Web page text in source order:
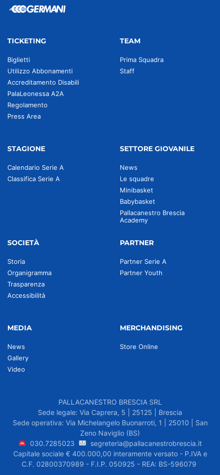
TICKETING
Biglietti
Utilizzo Abbonamenti
Accreditamento Disabili
PalaLeonessa A2A
Regolamento
Press Area
TEAM
Prima Squadra
Staff
STAGIONE
Calendario Serie A
Classifica Serie A
SETTORE GIOVANILE
News
Le squadre
Minibasket
Babybasket
Pallacanestro Brescia
Academy
SOCIETÀ
Storia
Organigramma
Trasparenza
Accessibilità
PARTNER
Partner Serie A
Partner Youth
MEDIA
News
Gallery
Video
MERCHANDISING
Store Online
PALLACANESTRO BRESCIA SRL
Sede legale: Via Caprera, 5 | 25125 | Brescia
Sede operativa: Via Michelangelo Buonarroti, 1 | 25010 | San
Zeno Naviglio (BS)
030.7285023
segreteria@pallacanestrobrescia.it
Capitale sociale € 400.000,00 interamente versato - P.IVA e
C.F. 02800370989 - F.I.P. 050925 - REA: BS-596079